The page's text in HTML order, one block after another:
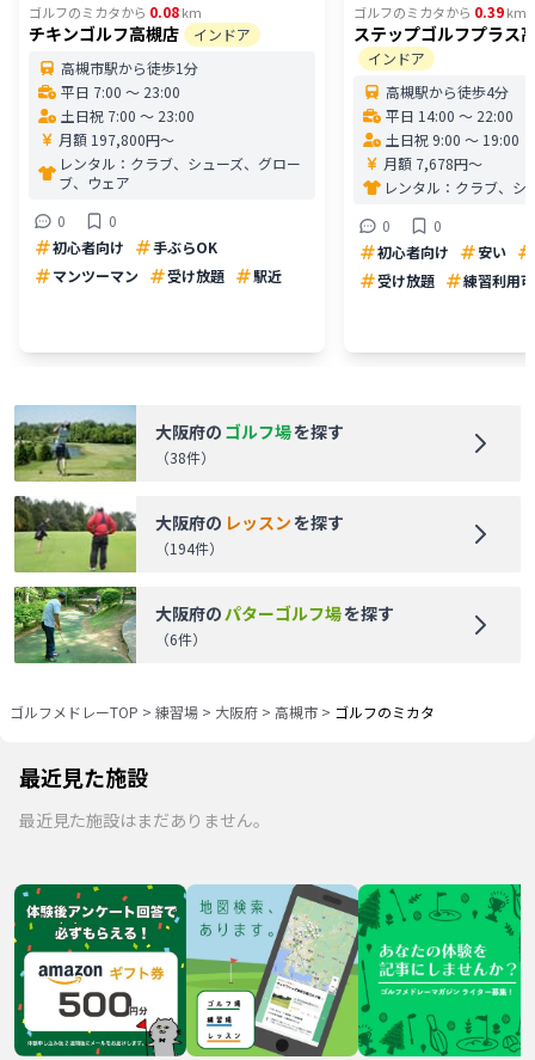
ゴルフのミカタから 0.08km
チキンゴルフ高槻店
インドア
高槻市駅から徒歩1分
平日 7:00 〜 23:00
土日祝 7:00 〜 23:00
月額 197,800円〜
レンタル： クラブ、シューズ、グロー
ブ、ウェア
0
0
初心者向け
手ぶらOK
マンツーマン
受け放題 駅近
ゴルフのミカタから 0.39km
ステップゴルフプラス
インドア
高槻駅から徒歩4分
平日 14:00 〜 22:00
土日祝 9:00 〜 19:00
月額 7,678円〜
レンタル： クラブ、シ
0
0
初心者向け
安い
受け放題
練習利用可
大阪府の ゴルフ場を探す
（38件）
大阪府の レッスンを探す
（194件）
大阪府のパターゴルフ場を探す
（6件）
ゴルフメドレーTOP > 練習場 > 大阪府 > 高槻市 > ゴルフのミカタ
最近見た施設
最近見た施設はまだありません。